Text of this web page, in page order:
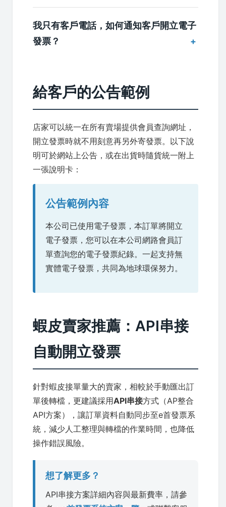
我只有客戶電話，如何通知客戶開立電子
發票？
給客戶的公告範例
店家可以統一在所有賣場提供會員查詢網址，
開立發票時就不用刻意再另外寄發票。以下說
明可於網站上公告，或在出貨時隨貨統一附上
一張說明卡：
公告範例內容
本公司已使用電子發票，本訂單將開立
電子發票，您可以在本公司網路會員訂
單查詢您的電子發票紀錄。一起支持無
實體電子發票，共同為地球環保努力。
蝦皮賣家推薦：API串接
自動開立發票
針對蝦皮接單量大的賣家，相較於手動匯出訂
單後轉檔，更建議採用API串接方式（AP整合
API方案），讓訂單資料自動同步至e首發票系
統，減少人工整理與轉檔的作業時間，也降低
操作錯誤風險。
想了解更多？
API串接方案詳細內容與最新費率，請參